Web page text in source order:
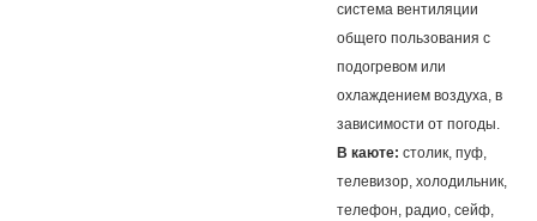
система вентиляции
общего пользования с
подогревом или
охлаждением воздуха, в
зависимости от погоды.
В каюте: столик, пуф,
телевизор, холодильник,
телефон, радио, сейф,